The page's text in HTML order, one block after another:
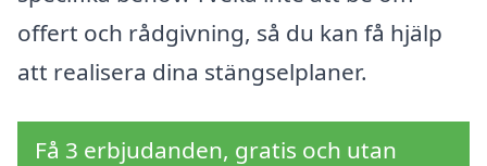
offert och rådgivning, så du kan få hjälp
att realisera dina stängselplaner.
Få 3 erbjudanden, gratis och utan